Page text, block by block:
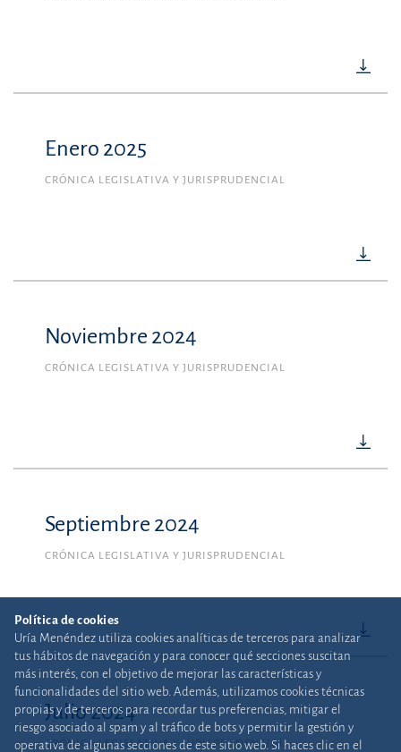
Enero 2025
CRÓNICA LEGISLATIVA Y JURISPRUDENCIAL
Noviembre 2024
CRÓNICA LEGISLATIVA Y JURISPRUDENCIAL
Septiembre 2024
CRÓNICA LEGISLATIVA Y JURISPRUDENCIAL
Julio 2024
CRÓNICA LEGISLATIVA Y JURISPRUDENCIAL
Política de cookies
Uría Menéndez utiliza cookies analíticas de terceros para analizar
tus hábitos de navegación y para conocer qué secciones suscitan
más interés, con el objetivo de mejorar las características y
funcionalidades del sitio web. Además, utilizamos cookies técnicas
propias y de terceros para recordar tus preferencias, mitigar el
riesgo asociado al spam y al tráfico de bots y permitir la gestión y
operativa de algunas secciones de este sitio web. Si haces clic en el